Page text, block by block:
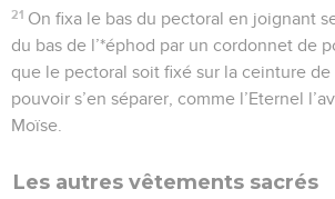
21 On fixa le bas du pectoral en joignant
du bas de l’*éphod par un cordonnet de
que le pectoral soit fixé sur la ceinture de
pouvoir s’en séparer, comme l’Eternel
Moïse.
Les autres vêtements sacrés